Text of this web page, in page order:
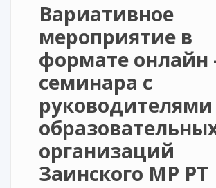
Вариативное
мероприятие в
формате онлайн
семинара с
руководителями
организаций
Заинского МР РТ